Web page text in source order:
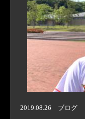
2019.08.26 ブログ